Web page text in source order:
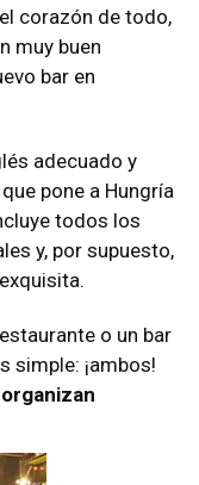
corazón de todo,
muy buen
bar en
adecuado y
pone a Hungría
todos los
y, por supuesto,
o un bar
simple: ¡ambos!